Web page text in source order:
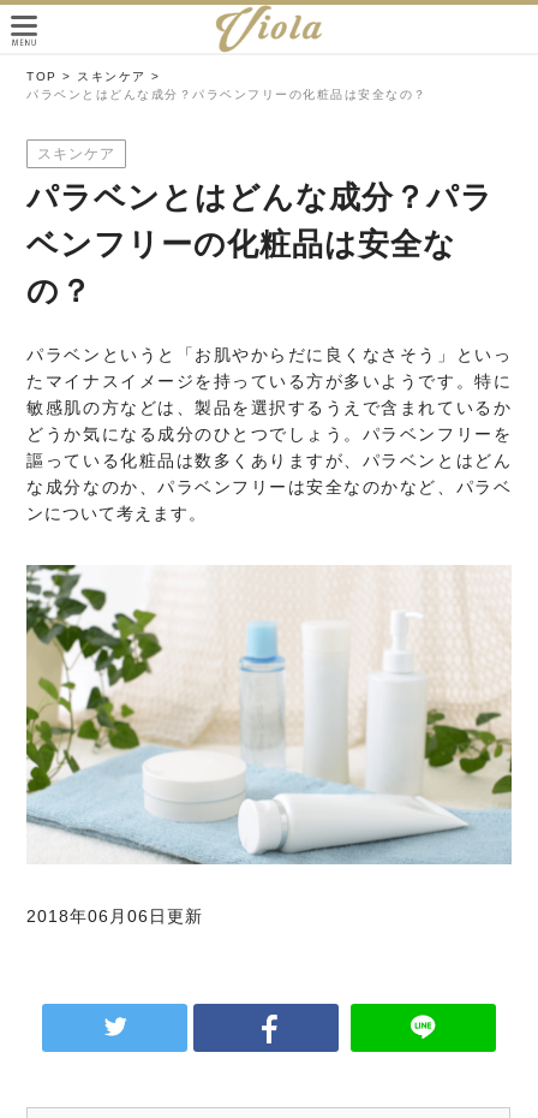
TOP >
スキンケア >
パラベンとはどんな成分？パラベンフリーの化粧品は安全なの？
スキンケア
パラベンとはどんな成分？パラ
ベンフリーの化粧品は安全な
の？
パラベンというと「お肌やからだに良くなさそう」といっ
たマイナスイメージを持っている方が多いようです。特に
敏感肌の方などは、製品を選択するうえで含まれているか
どうか気になる成分のひとつでしょう。パラベンフリーを
謳っている化粧品は数多くありますが、パラベンとはどん
な成分なのか、パラベンフリーは安全なのかなど、パラベ
ンについて考えます。
2018年06月06日更新